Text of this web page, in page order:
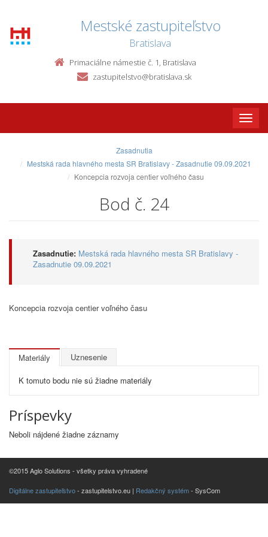
Mestské zastupiteľstvo
Bratislava
Primaciálne námestie č. 1, Bratislava
zastupitelstvo@bratislava.sk
Toggle
Zasadnutia
Mestská rada hlavného mesta SR Bratislavy - Zasadnutie 09.09.2021
Koncepcia rozvoja centier voľného času
Bod č. 24
Zasadnutie: Mestská rada hlavného mesta SR Bratislavy -
Zasadnutie 09.09.2021
Koncepcia rozvoja centier voľného času
Materiály Uznesenie
K tomuto bodu nie sú žiadne materiály
Príspevky
Neboli nájdené žiadne záznamy
©2015 Aglo Solutions - všetky práva vyhradené
Digitálne zastupiteľstvo- zastupitelstvo.eu | Redakčný systém- SysCom